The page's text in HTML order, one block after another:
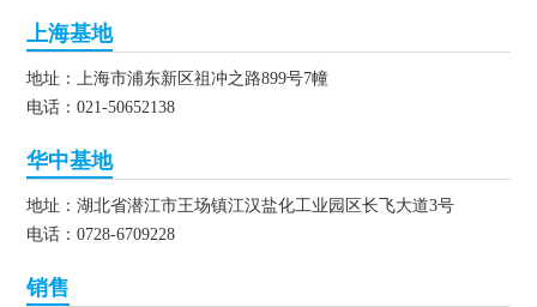
上海基地
地址：上海市浦东新区祖冲之路899号7幢
电话：021-50652138
华中基地
地址：湖北省潜江市王场镇江汉盐化工业园区长飞大道3号
电话：0728-6709228
销售